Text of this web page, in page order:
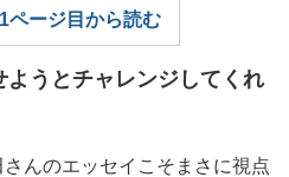
ページ目から読む
ようとチャレンジしてくれ
んのエッセイこそまさに視点